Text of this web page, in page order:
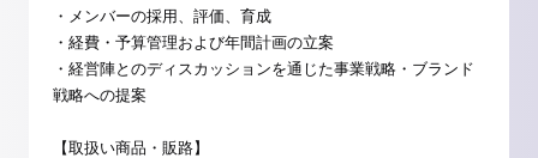
・メンバーの採用、評価、育成
・経費・予算管理および年間計画の立案
・経営陣とのディスカッションを通じた事業戦略・ブランド
戦略への提案
【取扱い商品・販路】